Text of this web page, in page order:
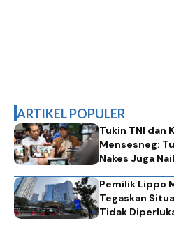
ARTIKEL POPULER
Tukin TNI dan
Mensesneg:
Nakes Juga
Pemilik Lippo
Tegaskan
Tidak